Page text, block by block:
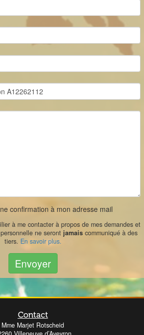
confirmation à mon adresse mail
à me contacter à propos de mes demandes et
ne seront jamais communiqué à des
tiers. En savoir plus.
Envoyer
Contact
Mme Marjet Rotscheid